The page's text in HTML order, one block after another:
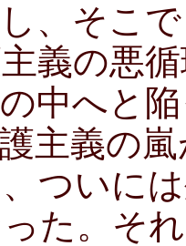
、そこ
義の悪
中へと
主義の
ついに
た。そ